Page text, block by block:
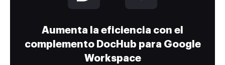
Aumenta la eficiencia con el
complemento DocHub para Google
Workspace